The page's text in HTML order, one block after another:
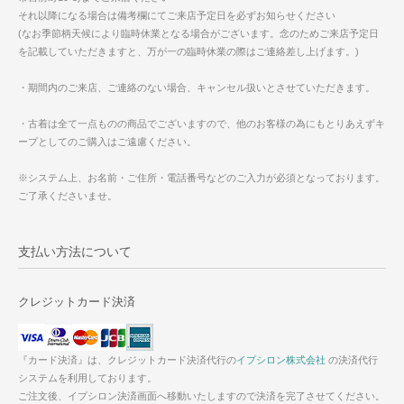
それ以降になる場合は備考欄にてご来店予定日を必ずお知らせください
(なお季節柄天候により臨時休業となる場合がございます。念のためご来店予定日
を記載していただきますと、万が一の臨時休業の際はご連絡差し上げます。)
・期間内のご来店、ご連絡のない場合、キャンセル扱いとさせていただきます。
・古着は全て一点ものの商品でございますので、他のお客様の為にもとりあえずキ
ープとしてのご購入はご遠慮ください。
※システム上、お名前・ご住所・電話番号などのご入力が必須となっております。
ご了承くださいませ。
支払い方法について
クレジットカード決済
『カード決済』は、クレジットカード決済代行のイプシロン株式会社 の決済代行
システムを利用しております。
ご注文後、イプシロン決済画面へ移動いたしますので決済を完了させてください。